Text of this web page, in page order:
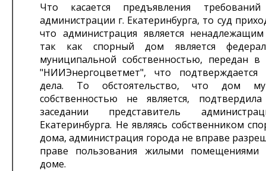
Что касается предъявления
администрации г. Екатеринбурга, то суд
что администрация является
так как спорный дом является
муниципальной собственностью, передан
"НИИЭнергоцветмет", что подтверждается
дела. То обстоятельство, что дом
собственностью не является,
заседании представитель
Екатеринбурга. Не являясь собственником
дома, администрация города не вправе
праве пользования жилыми помещениями
доме.